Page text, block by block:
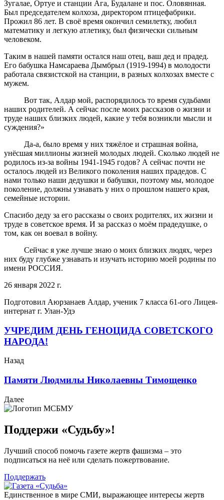
Зугалае, Ортуе и станции Ага, Будалане и пос. Оловянная.
Был председателем колхоза, директором птицефабрики.
Прожил 86 лет. В своё время окончил семилетку, любил
математику и легкую атлетику, был физически сильным
человеком.
Таким в нашей памяти остался наш отец, ваш дед и прадед.
Его бабушка Намсараева Дымбрыл (1919-1994) в молодости
работала связистской на станции, в разных колхозах вместе с
мужем.
Вот так, Алдар мой, распорядилось то время судьбами
наших родителей. А сейчас после моих рассказов о жизни и
труде наших близких людей, какие у тебя возникли мысли и
суждения?»
Да-а, было время у них тяжёлое и страшная война,
унёсшая миллионы жизней молодых людей. Сколько людей не
родилось из-за войны 1941-1945 годов? А сейчас почти не
осталось людей из Великого поколения наших прадедов. С
нами только наши дедушки и бабушки, поэтому мы, молодое
поколение, должны узнавать у них о прошлом нашего края,
семейные истории.
Спасибо деду за его рассказы о своих родителях, их жизни и
труде в советское время. И за рассказ о моём прадедушке, о
том, как он воевал в войну.
Сейчас я уже лучше знаю о моих близких людях, через
них буду глубже узнавать и изучать историю моей родины по
имени РОССИЯ.
26 января 2022 г.
Подготовил Аюрзанаев Алдар, ученик 7 класса 61-ого Лицея-
интернат г. Улан-Удэ
УЧРЕДИМ ДЕНЬ ГЕНОЦИДА СОВЕТСКОГО
НАРОДА!
Назад
Памяти Людмилы Николаевны Тимощенко
Далее
Поддержи «Судьбу»!
Лучший способ помочь газете жертв фашизма – это
подписаться на неё или сделать пожертвование.
Поддержать
Единственное в мире СМИ, выражающее интересы жертв